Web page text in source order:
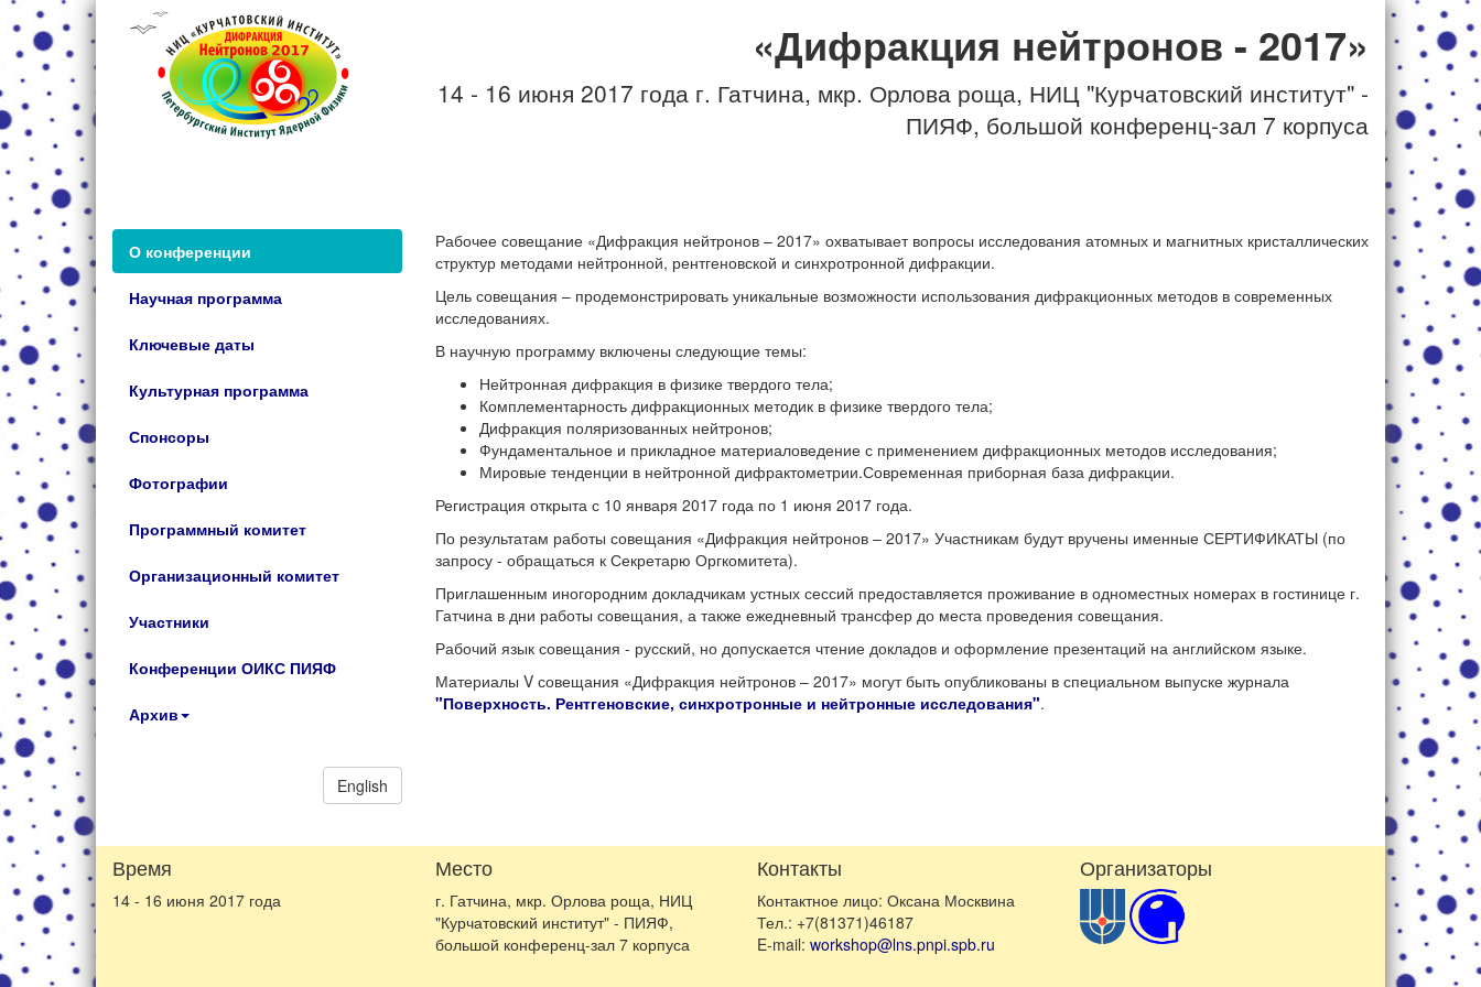
«Дифракция нейтронов - 2017»
14 - 16 июня 2017 года г. Гатчина, мкр. Орлова роща, НИЦ "Курчатовский институт" -
ПИЯФ, большой конференц-зал 7 корпуса
О конференции
Научная программа
Ключевые даты
Культурная программа
Спонсоры
Фотографии
Программный комитет
Организационный комитет
Участники
Конференции ОИКС ПИЯФ
Архив
English
Рабочее совещание «Дифракция нейтронов – 2017» охватывает вопросы исследования атомных и магнитных кристаллических
структур методами нейтронной, рентгеновской и синхротронной дифракции.
Цель совещания – продемонстрировать уникальные возможности использования дифракционных методов в современных
исследованиях.
В научную программу включены следующие темы:
Нейтронная дифракция в физике твердого тела;
Комплементарность дифракционных методик в физике твердого тела;
Дифракция поляризованных нейтронов;
Фундаментальное и прикладное материаловедение с применением дифракционных методов исследования;
Мировые тенденции в нейтронной дифрактометрии.Современная приборная база дифракции.
Регистрация открыта с 10 января 2017 года по 1 июня 2017 года.
По результатам работы совещания «Дифракция нейтронов – 2017» Участникам будут вручены именные СЕРТИФИКАТЫ (по
запросу - обращаться к Секретарю Оргкомитета).
Приглашенным иногородним докладчикам устных сессий предоставляется проживание в одноместных номерах в гостинице г.
Гатчина в дни работы совещания, а также ежедневный трансфер до места проведения совещания.
Рабочий язык совещания - русский, но допускается чтение докладов и оформление презентаций на английском языке.
Материалы V совещания «Дифракция нейтронов – 2017» могут быть опубликованы в специальном выпуске журнала
"Поверхность. Рентгеновские, синхротронные и нейтронные исследования".
Время
14 - 16 июня 2017 года
Место
г. Гатчина, мкр. Орлова роща, НИЦ
"Курчатовский институт" - ПИЯФ,
большой конференц-зал 7 корпуса
Контакты
Контактное лицо: Оксана Москвина
Тел.: +7(81371)46187
E-mail: workshop@lns.pnpi.spb.ru
Организаторы